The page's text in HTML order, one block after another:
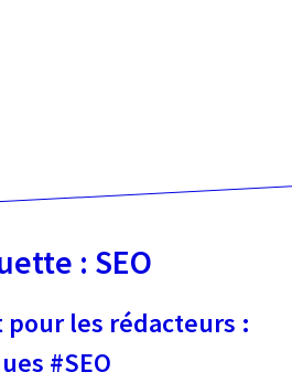
: SEO
les rédacteurs :
#SEO